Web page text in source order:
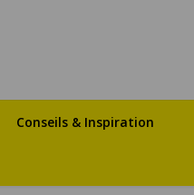
Conseils & Inspiration